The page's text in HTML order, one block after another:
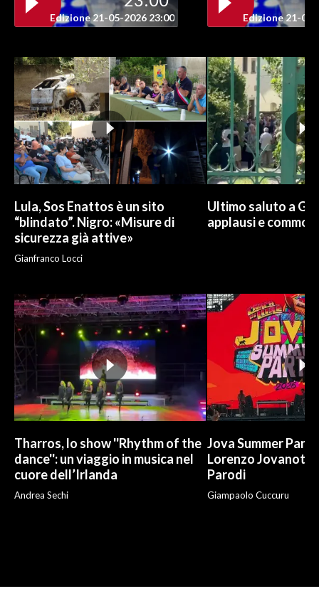
INSULARITÀ
ABBONATI
ANNUNCI
NECROLOGI
PUBBLICITÀ
SPIAGGE
STORE
Edizione 21-05-2026 23:00 Edizione 21-05-
Lula, Sos Enattos è un sito
“blindato”. Nigro: «Misure di
sicurezza già attive»
Gianfranco Locci
Ultimo saluto a
applausi e
Tharros, lo show ''Rhythm of the
dance'': un viaggio in musica nel
cuore dell’Irlanda
Andrea Sechi
Jova Summer
Lorenzo Jovanotti
Parodi
Giampaolo Cuccuru